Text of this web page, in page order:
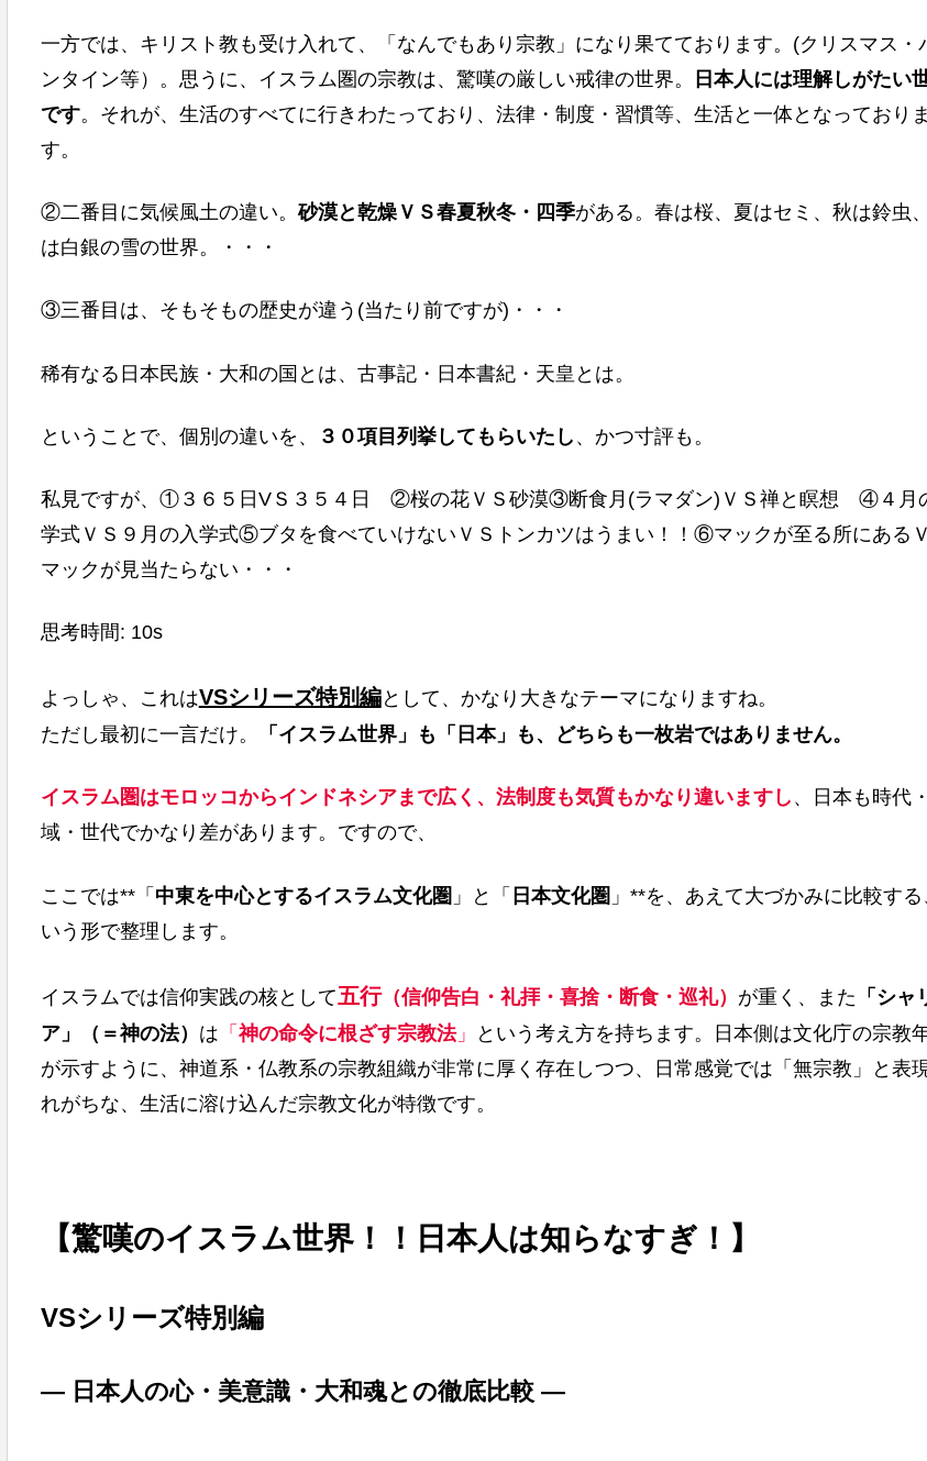
一方では、キリスト教も受け入れて、「なんでもあり宗教」になり果てております。(クリスマス・
ンタイン等）。思うに、イスラム圏の宗教は、驚嘆の厳しい戒律の世界。
日本人には理解しがたい
です。それが、生活のすべてに行きわたっており、法律・制度・習慣等、生活と一体となっておりま
す。
②二番目に気候風土の違い。砂漠と乾燥ＶＳ春夏秋冬・四季がある。春は桜、夏はセミ、秋は鈴虫
は白銀の雪の世界。・・・
③三番目は、そもそもの歴史が違う(当たり前ですが)・・・
稀有なる日本民族・大和の国とは、古事記・日本書紀・天皇とは。
ということで、個別の違いを、 ３０項目列挙してもらいたし 、かつ寸評も。
私見ですが、①３６５日VＳ３５４日 ②桜の花ＶＳ砂漠③断食月(ラマダン)ＶＳ禅と瞑想 ④４月
学式ＶＳ９月の入学式⑤ブタを食べていけないＶＳトンカツはうまい！！⑥マックが至る所にある
マックが見当たらない・・・
思考時間: 10s
よっしゃ、これはVSシリーズ特別編として、かなり大きなテーマになりますね。
ただし最初に一言だけ。
「イスラム世界」も「日本」も、どちらも一枚岩ではありません。
イスラム圏はモロッコからインドネシアまで広く、法制度も気質もかなり違いますし 、日本も時代
域・世代でかなり差があります。ですので、
ここでは**「 中東を中心とするイスラム文化圏 」と「 日本文化圏 」**を、あえて大づかみに比較する
いう形で整理します。
イスラムでは信仰実践の核として五行（信仰告白・礼拝・喜捨・断食・巡礼） が重く、また 「シャ
ア」（＝神の法） は 「 神の命令に根ざす宗教法」
という考え方を持ちます。日本側は文化庁の宗教
が示すように、神道系・仏教系の宗教組織が非常に厚く存在しつつ、日常感覚では「無宗教」と表
れがちな、生活に溶け込んだ宗教文化が特徴です。
【驚嘆のイスラム世界！！日本人は知らなすぎ！】
VSシリーズ特別編
― 日本人の心・美意識・大和魂との徹底比較 ―